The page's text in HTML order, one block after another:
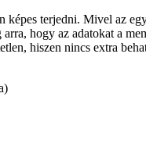
képes terjedni. Mivel az
hogy az adatokat a
hiszen nincs extra